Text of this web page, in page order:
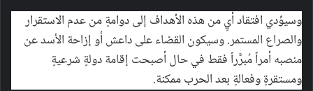
وسيؤدي افتقاد أيٍ من هذه الأهداف إلى دوامةٍ من عدم الاستقرار
والصراع المستمر. وسيكون القضاء على داعش أو إزاحة الأسد عن
منصبه أمراً مُبرَّراً فقط في حال أصبحت إقامة دولةٍ شرعيةٍ
ومستقرةٍ وفعالةٍ بعد الحرب ممكنة.